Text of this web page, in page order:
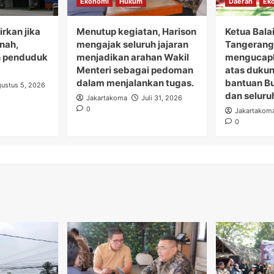
jika
penduduk
5, 2026
Menutup kegiatan, Harison
mengajak seluruh jajaran
menjadikan arahan Wakil
Menteri sebagai pedoman
dalam menjalankan tugas.
Jakartakoma
Juli 31, 2026
0
Ketua
atas
bantuan
dan
0